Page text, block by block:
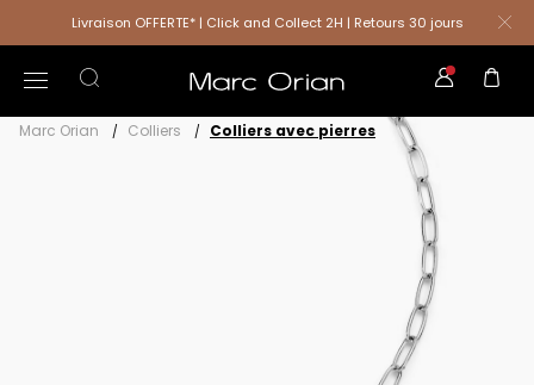
Livraison OFFERTE* | Click and Collect 2H | Retours 30 jours
Marc Orian Colliers Colliers avec pierres